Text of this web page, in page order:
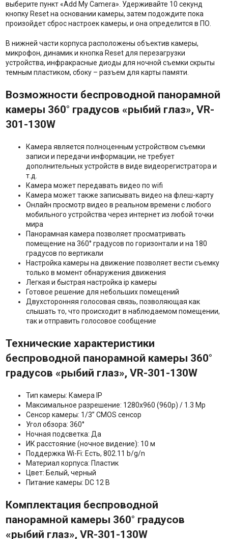
выберите пункт «Add My Camera». Удерживайте 10 секунд
кнопку Reset на основании камеры, затем подождите пока
произойдет сброс настроек камеры, и она определится в ПО.
В нижней части корпуса расположены объектив камеры,
микрофон, динамик и кнопка Reset для перезагрузки
устройства, инфракрасные диоды для ночной съемки скрыты
темным пластиком, сбоку – разъем для карты памяти.
Возможности беспроводной панорамной
камеры 360° градусов «рыбий глаз», VR-
301-130W
Камера является полноценным устройством съемки
записи и передачи информации, не требует
дополнительных устройств в виде видеорегистратора и
т.д.
Камера может передавать видео по wifi
Камера может также записывать видео на флеш-карту
Онлайн просмотр видео в реальном времени с любого
мобильного устройства через интернет из любой точки
мира
Панорамная камера позволяет просматривать
помещение на 360° градусов по горизонтали и на 180
градусов по вертикали
Настройка камеры на движение позволяет вести съемку
только в момент обнаружения движения
Легкая и быстрая настройка ip камеры
Готовое решение для небольших помещений
Двухсторонняя голосовая связь, позволяющая как
слышать то, что происходит в наблюдаемом помещении,
так и отправить голосовое сообщение
Технические характеристики
беспроводной панорамной камеры 360°
градусов «рыбий глаз», VR-301-130W
Тип камеры: Камера IP
Максимальное разрешение: 1280x960 (960р) / 1.3 Mp
Сенсор камеры: 1/3” CMOS сенсор
Угол обзора: 360°
Ночная подсветка: Да
ИК расстояние (ночное видение): 10 м
Поддержка Wi-Fi: Есть, 802.11 b/g/n
Материал корпуса: Пластик
Цвет: Белый, черный
Питание камеры: DC 12 В
Комплектация беспроводной
панорамной камеры 360° градусов
«рыбий глаз», VR-301-130W